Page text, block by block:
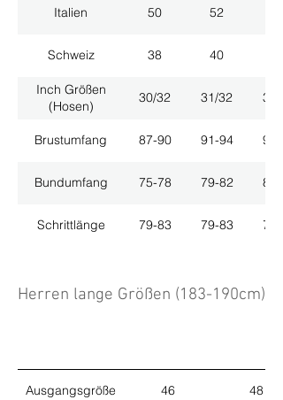
Italien 50 52
Schweiz 38 40
Inch Größen
(Hosen)
30/32 31/32 33/
Brustumfang 87-90 91-94 95-
Bundumfang 75-78 79-82 83-
Schrittlänge 79-83 79-83 79-
Herren lange Größen (183-190cm)
Ausgangsgröße 46 48